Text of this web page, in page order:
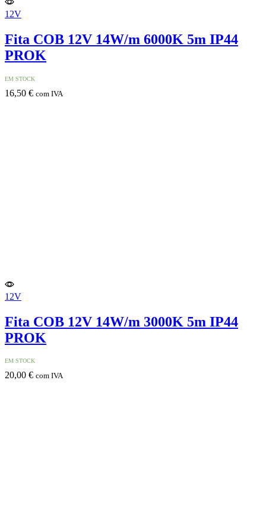
12V
Fita COB 12V 14W/m 6000K 5m IP44
PROK
EM STOCK
16,50 € com IVA
12V
Fita COB 12V 14W/m 3000K 5m IP44
PROK
EM STOCK
20,00 € com IVA